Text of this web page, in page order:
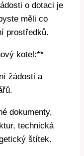
o dotaci je
měli co
prostředků.
kotel:**
žádosti a
dokumenty,
technická
štítek.